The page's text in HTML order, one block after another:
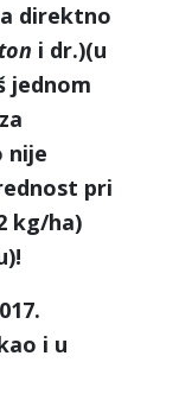
direktno
i dr.)(u
jednom
nije
pri
kg/ha)
i u